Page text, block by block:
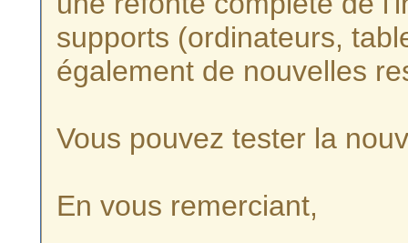
supports (ordinateurs,
également de nouvelles
Vous pouvez tester la
En vous remerciant,